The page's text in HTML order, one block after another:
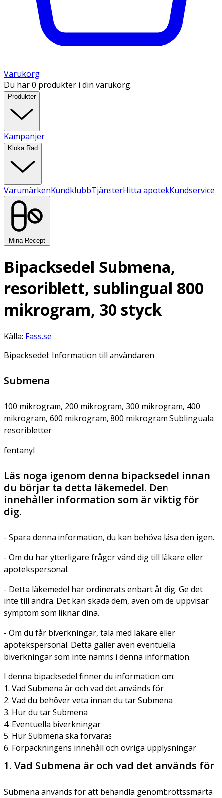
Varukorg
Du har 0 produkter i din varukorg.
Produkter
Kampanjer
Kloka Råd
VarumärkenKundklubbTjänsterHitta apotekKundservice
Mina Recept
Bipacksedel Submena,
resoriblett, sublingual 800
mikrogram, 30 styck
Källa: Fass.se
Bipacksedel: Information till användaren
Submena
100 mikrogram, 200 mikrogram, 300 mikrogram, 400
mikrogram, 600 mikrogram, 800 mikrogram Sublinguala
resoribletter
fentanyl
Läs noga igenom denna bipacksedel innan
du börjar ta detta läkemedel. Den
innehåller information som är viktig för
dig.
- Spara denna information, du kan behöva läsa den igen.
- Om du har ytterligare frågor vänd dig till läkare eller
apotekspersonal.
- Detta läkemedel har ordinerats enbart åt dig. Ge det
inte till andra. Det kan skada dem, även om de uppvisar
symptom som liknar dina.
- Om du får biverkningar, tala med läkare eller
apotekspersonal. Detta gäller även eventuella
biverkningar som inte nämns i denna information.
I denna bipacksedel finner du information om:
1. Vad Submena är och vad det används för
2. Vad du behöver veta innan du tar Submena
3. Hur du tar Submena
4. Eventuella biverkningar
5. Hur Submena ska förvaras
6. Förpackningens innehåll och övriga upplysningar
1. Vad Submena är och vad det används för
Submena används för att behandla genombrottssmärta